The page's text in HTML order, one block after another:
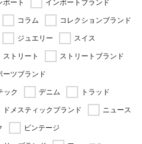
ポート インポートブランド
コラム コレクションブランド
ジュエリー スイス
ストリート ストリートブランド
ーツブランド
ック デニム トラッド
ドメスティックブランド ニュース
ビンテージ